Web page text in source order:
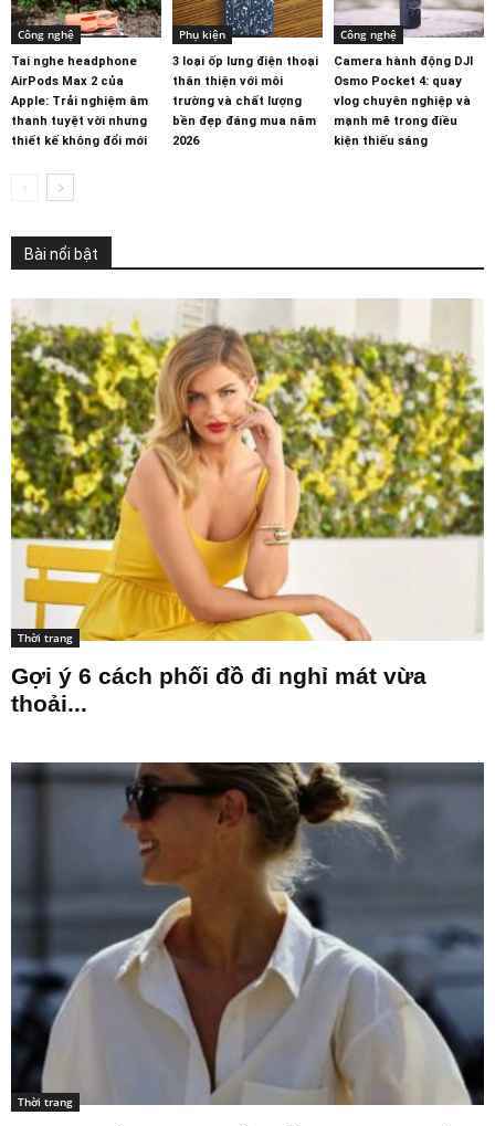
Công nghệ
Tai nghe headphone
AirPods Max 2 của
Apple: Trải nghiệm âm
thanh tuyệt vời nhưng
thiết kế không đổi mới
Phụ kiện
3 loại ốp lưng điện thoại
thân thiện với môi
trường và chất lượng
bền đẹp đáng mua năm
2026
Công nghệ
Camera hành động DJI
Osmo Pocket 4: quay
vlog chuyên nghiệp và
mạnh mẽ trong điều
kiện thiếu sáng
Bài nổi bật
Thời trang
Gợi ý 6 cách phối đồ đi nghỉ mát vừa
thoải...
Thời trang